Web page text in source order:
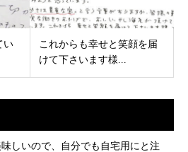
い
これからも幸せと笑顔を届
けて下さいます様...
味しいので、自分でも自宅用にと注